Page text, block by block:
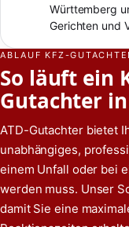
Württemberg
Gerichten und
ABLAUF KFZ-
So läuft ein
Gutachter
ATD-Gutachter bietet
unabhängiges,
einem Unfall oder bei
werden muss. Unser
damit Sie eine